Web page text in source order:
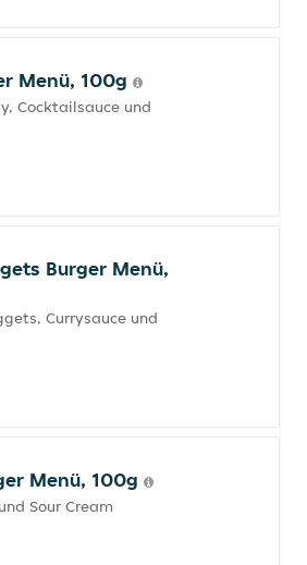
Menü, 100g
Cocktailsauce und
Burger Menü,
Currysauce und
Menü, 100g
Sour Cream